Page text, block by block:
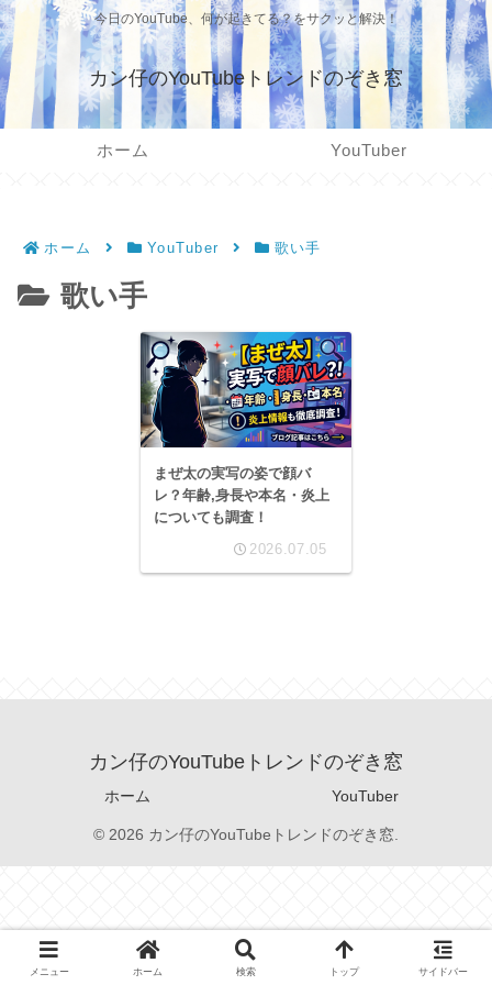
今日のYouTube、何が起きてる？をサクッと解決！
カン仔のYouTubeトレンドのぞき窓
ホーム YouTuber
ホーム YouTuber 歌い手
歌い手
まぜ太の実写の姿で顔バ
レ？年齢,身長や本名・炎上
についても調査！
2026.07.05
カン仔のYouTubeトレンドのぞき窓
ホーム YouTuber
© 2026 カン仔のYouTubeトレンドのぞき窓.
メニュー ホーム 検索 トップ サイドバー